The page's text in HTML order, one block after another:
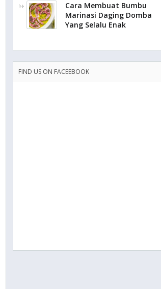
Cara Membuat Bumbu
Marinasi Daging Domba
Yang Selalu Enak
FIND US ON FACEEBOOK